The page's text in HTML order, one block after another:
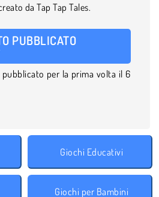
da Tap Tap Tales.
PUBBLICATO
per la prima volta il 6
Giochi Educativi
Giochi per Bambini